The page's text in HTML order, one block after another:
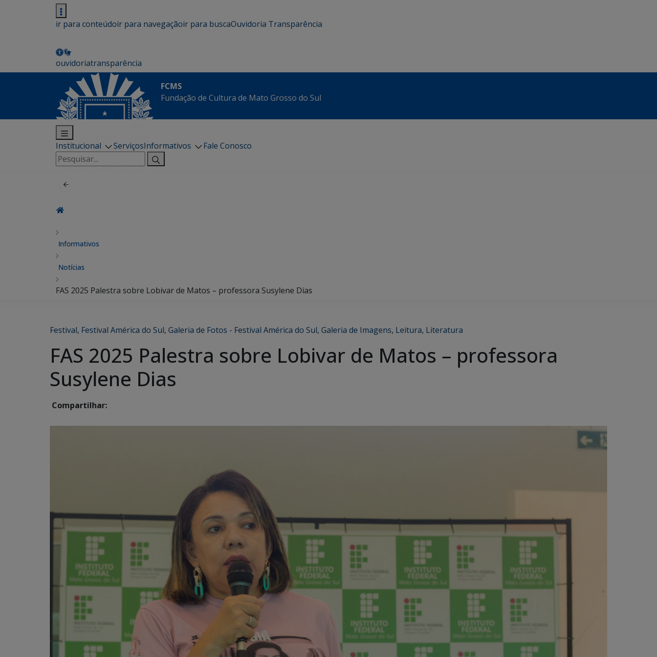
ir para conteúdoir para navegaçãoir para buscaOuvidoria Transparência
ouvidoriatransparência
FCMS
Fundação de Cultura de Mato Grosso do Sul
Institucional ServiçosInformativos
Fale Conosco
Pesquisar
por:
Informativos
Notícias
FAS 2025 Palestra sobre Lobivar de Matos – professora Susylene Dias
Festival, Festival América do Sul, Galeria de Fotos - Festival América do Sul, Galeria de Imagens, Leitura, Literatura
FAS 2025 Palestra sobre Lobivar de Matos – professora
Susylene Dias
Compartilhar: